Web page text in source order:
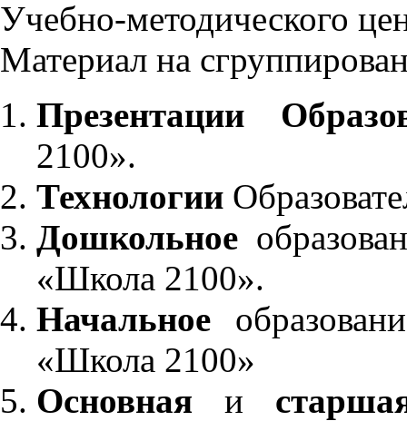
Учебно-методического
Материал на
Презентации
2100».
Технологии
Дошкольное
«Школа 2100».
Начальное
«Школа 2100»
Основнаяи